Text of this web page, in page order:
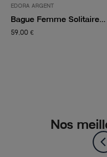
EDORA ARGENT
Bague Femme Solitaire...
59,00 €
Nos